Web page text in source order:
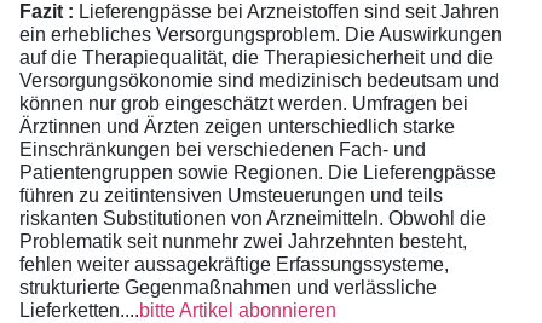
Fazit : Lieferengpässe bei Arzneistoffen sind seit Jahren
ein erhebliches Versorgungsproblem. Die Auswirkungen
auf die Therapiequalität, die Therapiesicherheit und die
Versorgungsökonomie sind medizinisch bedeutsam und
können nur grob eingeschätzt werden. Umfragen bei
Ärztinnen und Ärzten zeigen unterschiedlich starke
Einschränkungen bei verschiedenen Fach- und
Patientengruppen sowie Regionen. Die Lieferengpässe
führen zu zeitintensiven Umsteuerungen und teils
riskanten Substitutionen von Arzneimitteln. Obwohl die
Problematik seit nunmehr zwei Jahrzehnten besteht,
fehlen weiter aussagekräftige Erfassungssysteme,
strukturierte Gegenmaßnahmen und verlässliche
Lieferketten....bitte Artikel abonnieren